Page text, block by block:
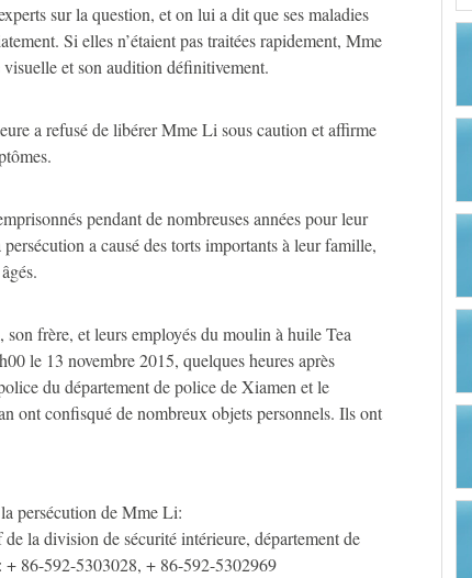
sur la question, et on lui a dit que ses maladies
Si elles n’étaient pas traitées rapidement, Mme
et son audition définitivement.
a refusé de libérer Mme Li sous caution et affirme
pendant de nombreuses années pour leur
a causé des torts importants à leur famille,
frère, et leurs employés du moulin à huile Tea
le 13 novembre 2015, quelques heures après
du département de police de Xiamen et le
ont confisqué de nombreux objets personnels. Ils ont
persécution de Mme Li:
la division de sécurité intérieure, département de
86-592-5303028, + 86-592-5302969